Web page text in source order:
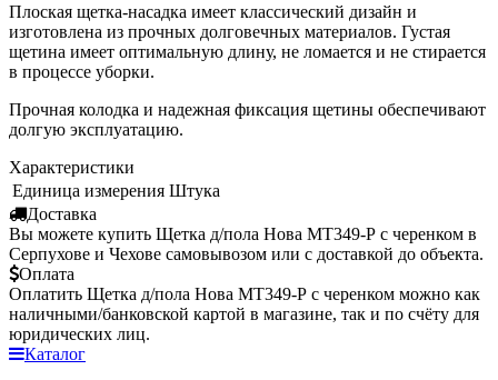
Плоская щетка-насадка имеет классический дизайн и
изготовлена из прочных долговечных материалов. Густая
щетина имеет оптимальную длину, не ломается и не стирается
в процессе уборки.
Прочная колодка и надежная фиксация щетины обеспечивают
долгую эксплуатацию.
Характеристики
Единица измерения Штука
Доставка
Вы можете купить Щетка д/пола Нова МТ349-Р с черенком в
Серпухове и Чехове самовывозом или с доставкой до объекта.
Оплата
Оплатить Щетка д/пола Нова МТ349-Р с черенком можно как
наличными/банковской картой в магазине, так и по счёту для
юридических лиц.
Каталог